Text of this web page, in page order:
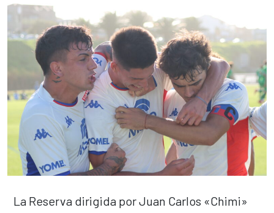
La Reserva dirigida por Juan Carlos «Chimi»